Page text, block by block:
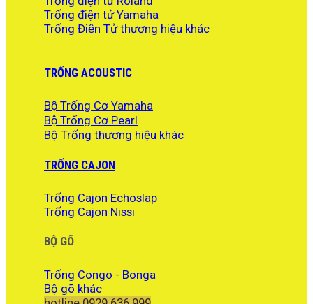
Trống điện tử Yamaha
Trống Điện Tử thương hiệu khác
TRỐNG ACOUSTIC
Bộ Trống Cơ Yamaha
Bộ Trống Cơ Pearl
Bộ Trống thương hiệu khác
TRỐNG CAJON
Trống Cajon Echoslap
Trống Cajon Nissi
BỘ GÕ
Trống Congo - Bonga
Bộ gõ khác